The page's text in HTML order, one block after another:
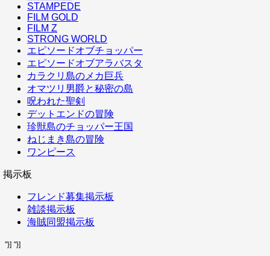
STAMPEDE
FILM GOLD
FILM Z
STRONG WORLD
エピソードオブチョッパー
エピソードオブアラバスタ
カラクリ島のメカ巨兵
オマツリ男爵と秘密の島
呪われた聖剣
デットエンドの冒険
珍獣島のチョッパー王国
ねじまき島の冒険
ワンピース
掲示板
フレンド募集掲示板
雑談掲示板
海賊同盟掲示板
"}] "}]